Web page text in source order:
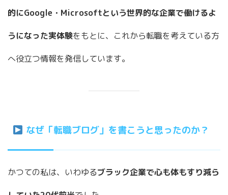
的にGoogle・Microsoftという世界的な企業で働けるよ
うになった実体験をもとに、これから転職を考えている方
へ役立つ情報を発信しています。
なぜ「転職ブログ」を書こうと思ったのか？
かつての私は、いわゆるブラック企業で心も体もすり減ら